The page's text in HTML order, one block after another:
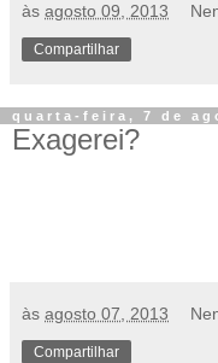
às agosto 09, 2013
Compartilhar
quarta-feira, 7 de
Exagerei?
às agosto 07, 2013
Compartilhar